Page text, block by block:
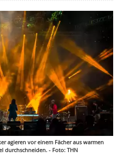
agieren vor einem Fächer aus warmen
durchschneiden. - Foto: THN